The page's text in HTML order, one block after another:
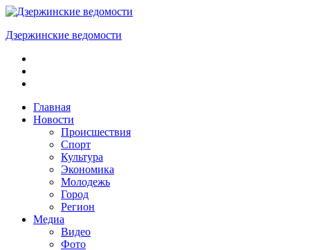
Skip
content
Дзержинские ведомости
ОБЩЕСТВЕННО-
ПОЛИТИЧЕСКАЯ
ГАЗЕТАГлавная
Новости
Происшествия
Спорт
Культура
Экономика
Молодежь
Город
Регион
Медиа
Видео
Фото